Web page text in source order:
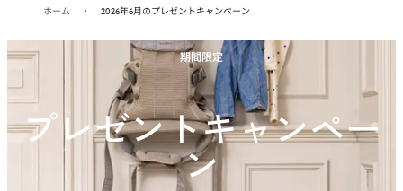
ホーム 2026年6月のプレゼントキャンペーン
期間限定
プレゼントキャンペー
ン